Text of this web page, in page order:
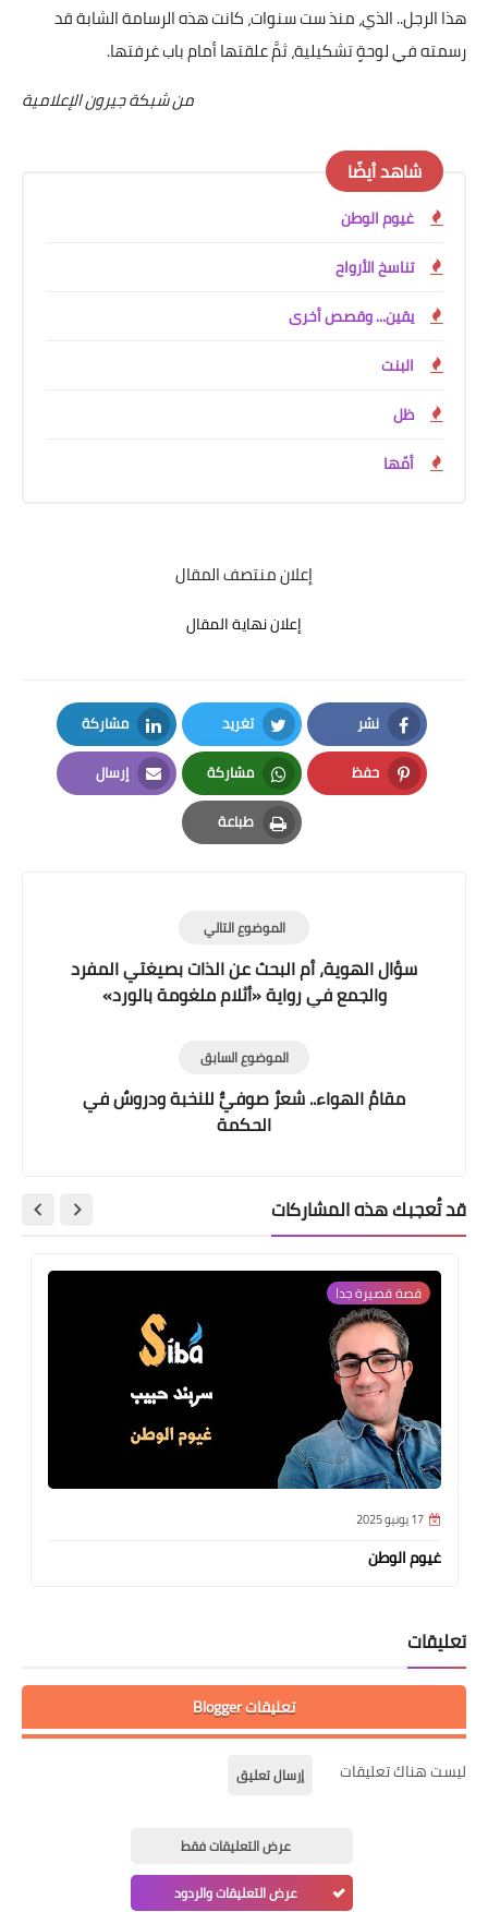
هذا الرجل.. الذي، منذ ست سنوات، كانت هذه الرسامة الشابة قد
رسمته في لوحةٍ تشكيلية، ثمَّ علقتها أمام باب غرفتها.
من شبكة جيرون الإعلامية
شاهد أيضًا
غيوم الوطن
تناسخ الأرواح
يقين... وقصص أخرى
البنت
ظل
أمّها
إعلان منتصف المقال
إعلان نهاية المقال
نشر
Facebook
تغريد
Twitter
مشاركة
LinkedIn
حفظ
Pinterest
مشاركة
Whatsapp
إرسال
Email
طباعة
Print
الموضوع التالي
سؤال الهوية، أم البحث عن الذات بصيغتي المفرد
والجمع في رواية «أثلام ملغومة بالورد»
الموضوع السابق
مقامُ الهواء.. شعرٌ صوفيٌّ للنخبة ودروسٌ في
الحكمة
قد تُعجبك هذه المشاركات
قصة قصيرة جدا
17 يونيو 2025
غيوم الوطن
تعليقات
تعليقات Blogger
ليست هناك تعليقات إرسال تعليق
عرض التعليقات فقط
عرض التعليقات والردود